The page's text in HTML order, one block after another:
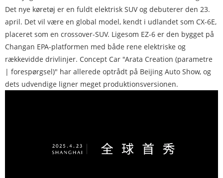
Det nye køretøj er en fuldt elektrisk SUV og debuterer den 23.
april. Det vil være en global model, kendt i udlandet som CX-6E,
placeret som en crossover-SUV. Ligesom EZ-6 er den bygget på
Changan EPA-platformen med både rene elektriske og
rækkevidde drivlinjer. Concept Car "Arata Creation (parametre
| forespørgsel)" har allerede optrådt på Beijing Auto Show, og
dets udvendige ligner meget produktionsversionen.